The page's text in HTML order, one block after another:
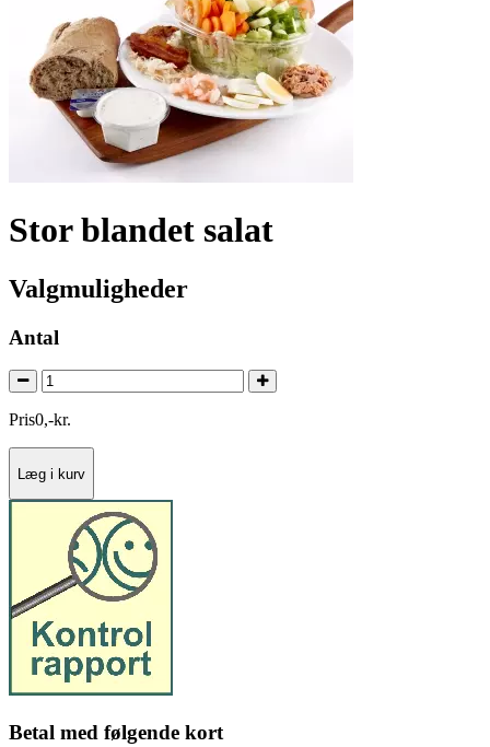
Stor blandet salat
Valgmuligheder
Antal
Pris0,-kr.
Læg i kurv
Betal med følgende kort